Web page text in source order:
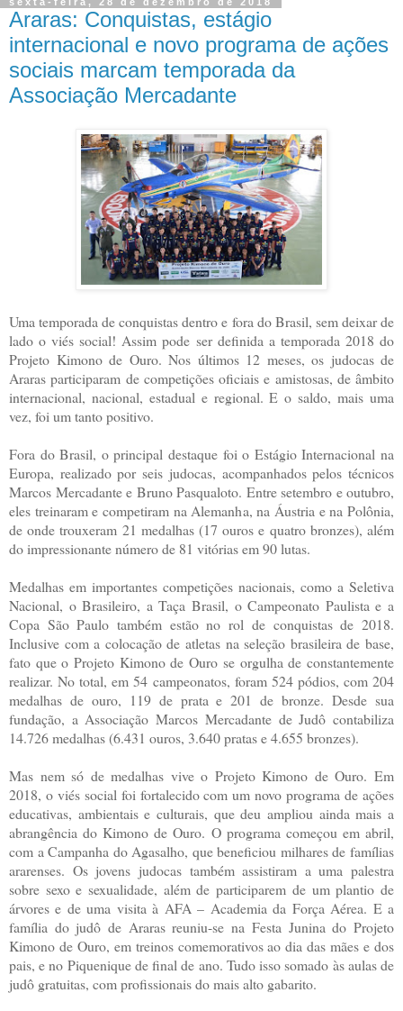
Araras: Conquistas, estágio
internacional e novo programa de ações
sociais marcam temporada da
Associação Mercadante
Uma temporada de conquistas dentro e fora do Brasil, sem deixar de
lado o viés social! Assim pode ser definida a temporada 2018 do
Projeto Kimono de Ouro. Nos últimos 12 meses, os judocas de
Araras participaram de competições oficiais e amistosas, de âmbito
internacional, nacional, estadual e regional. E o saldo, mais uma
vez, foi um tanto positivo.
Fora do Brasil, o principal destaque foi o Estágio Internacional na
Europa, realizado por seis judocas, acompanhados pelos técnicos
Marcos Mercadante e Bruno Pasqualoto. Entre setembro e outubro,
eles treinaram e competiram na Alemanha, na Áustria e na Polônia,
de onde trouxeram 21 medalhas (17 ouros e quatro bronzes), além
do impressionante número de 81 vitórias em 90 lutas.
Medalhas em importantes competições nacionais, como a Seletiva
Nacional, o Brasileiro, a Taça Brasil, o Campeonato Paulista e a
Copa São Paulo também estão no rol de conquistas de 2018.
Inclusive com a colocação de atletas na seleção brasileira de base,
fato que o Projeto Kimono de Ouro se orgulha de constantemente
realizar. No total, em 54 campeonatos, foram 524 pódios, com 204
medalhas de ouro, 119 de prata e 201 de bronze. Desde sua
fundação, a Associação Marcos Mercadante de Judô contabiliza
14.726 medalhas (6.431 ouros, 3.640 pratas e 4.655 bronzes).
Mas nem só de medalhas vive o Projeto Kimono de Ouro. Em
2018, o viés social foi fortalecido com um novo programa de ações
educativas, ambientais e culturais, que deu ampliou ainda mais a
abrangência do Kimono de Ouro. O programa começou em abril,
com a Campanha do Agasalho, que beneficiou milhares de famílias
ararenses. Os jovens judocas também assistiram a uma palestra
sobre sexo e sexualidade, além de participarem de um plantio de
árvores e de uma visita à AFA – Academia da Força Aérea. E a
família do judô de Araras reuniu-se na Festa Junina do Projeto
Kimono de Ouro, em treinos comemorativos ao dia das mães e dos
pais, e no Piquenique de final de ano. Tudo isso somado às aulas de
judô gratuitas, com profissionais do mais alto gabarito.